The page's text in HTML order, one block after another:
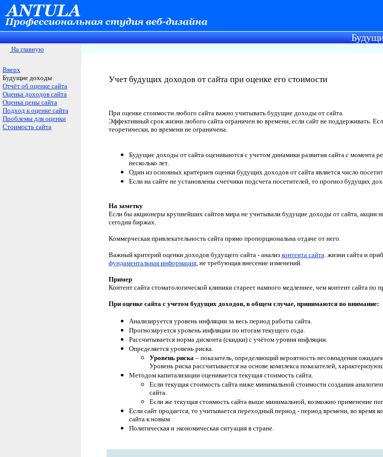
На главную
Вверх
Будущие доходы
Отчёт об оценке сайта
Оценка доходов сайта
Оценка цены сайта
Подход к оценке сайта
Проблемы для оценки
Стоимость сайта
Учет будущих доходов от сайта при оценке его стоимости
При оценке стоимости любого сайта важно учитывать будущие доходы от сайта.
Эффективный срок жизни любого сайта ограничен во времени, если сайт не поддерживать.
теоретически, во времени не ограничена.
Будущие доходы от сайта оцениваются с учетом динамики развития сайта с момента
несколько лет.
Один из основных критериев оценки будущих доходов от сайта является число
Если на сайте не установлены счетчики подсчета посетителей, то прогноз будущих
На заметку
Если бы акционеры крупнейших сайтов мира не учитывали будущие доходы от сайта, акции
сегодня биржах.
Коммерческая привлекательность сайта прямо пропорциональна отдаче от него.
Важный критерий оценки доходов будущего сайта - анализ контента сайта. жизни сайта и
фундаментальная информация, не требующая внесение изменений.
Пример
Контент сайта стоматологической клиники стареет намного медленнее, чем контент сайта
При оценке сайта с учетом будущих доходов, в общем случае, принимаются во внимание:
Анализируется уровень инфляции за весь период работы сайта.
Прогнозируется уровень инфляции по итогам текущего года.
Рассчитывается норма дисконта (скидки) с учётом уровня инфляции.
Определяется уровень риска.
Уровень риска– показатель, определяющий вероятность несовпадения
Уровень риска рассчитывается на основе комплекса показателей,
Методом капитализации оценивается текущая стоимость сайта.
Если текущая стоимость сайта ниже минимальной стоимости создания
сайта.
Если же текущая стоимость сайта выше минимальной, возможно применение
Если сайт продается, то учитывается переходный период - период времени, во время
сайта к новым.
Политическая и экономическая ситуация в стране.